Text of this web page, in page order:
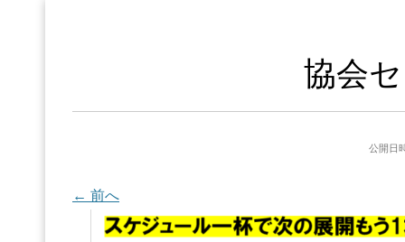
協会
公開日
← 前へ